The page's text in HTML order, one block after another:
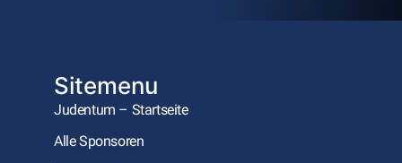
Sitemenu
Judentum – Startseite
Alle Sponsoren